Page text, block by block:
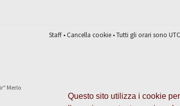
Questo sito utilizza i cookie
Staff•Cancella cookie• Tutti gli orari sono
Merlo